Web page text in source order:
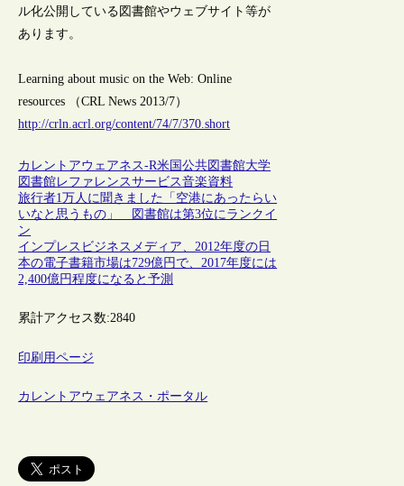
ル化公開している図書館やウェブサイト等が
あります。
Learning about music on the Web: Online
resources （CRL News 2013/7）
http://crln.acrl.org/content/74/7/370.short
カレントアウェアネス-R米国公共図書館大学
図書館レファレンスサービス音楽資料
旅行者1万人に聞きました「空港にあったらい
いなと思うもの」 図書館は第3位にランクイ
ン
インプレスビジネスメディア、2012年度の日
本の電子書籍市場は729億円で、2017年度には
2,400億円程度になると予測
累計アクセス数:2840
印刷用ページ
カレントアウェアネス・ポータル